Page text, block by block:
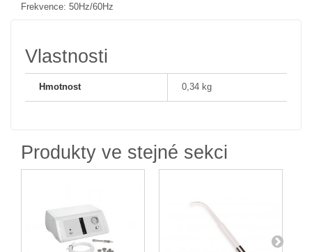
Frekvence: 50Hz/60Hz
Vlastnosti
Hmotnost 0,34 kg
Produkty ve stejné sekci